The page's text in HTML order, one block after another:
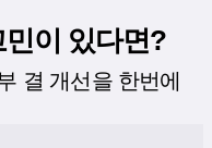
이 있다면?
결 개선을 한번에